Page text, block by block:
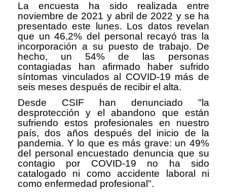
La encuesta ha sido realizada entre
noviembre de 2021 y abril de 2022 y se ha
presentado este lunes. Los datos revelan
que un 46,2% del personal recayó tras la
incorporación a su puesto de trabajo. De
hecho, un 54% de las personas
contagiadas han afirmado haber sufrido
síntomas vinculados al COVID-19 más de
seis meses después de recibir el alta.
Desde CSIF han denunciado "la
desprotección y el abandono que están
sufriendo estos profesionales en nuestro
país, dos años después del inicio de la
pandemia. Y lo que es más grave: un 49%
del personal encuestado denuncia que su
contagio por COVID-19 no ha sido
catalogado ni como accidente laboral ni
como enfermedad profesional".